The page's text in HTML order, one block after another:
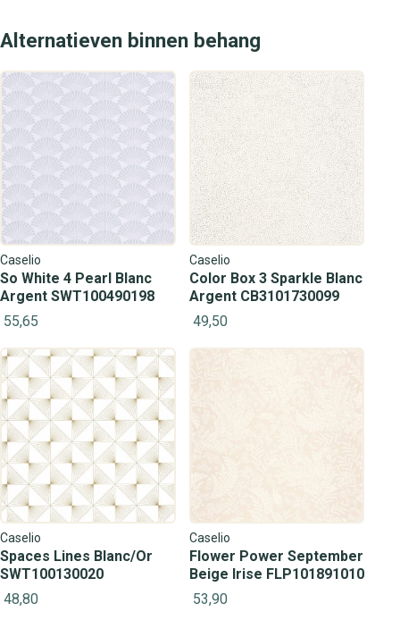
Alternatieven binnen behang
Caselio
So White 4 Pearl Blanc
Argent SWT100490198
55,65
Caselio
Color Box 3 Sparkle Blanc
Argent CB3101730099
49,50
Caselio
Spaces Lines Blanc/Or
SWT100130020
48,80
Caselio
Flower Power September
Beige Irise FLP101891010
53,90